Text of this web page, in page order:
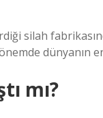
silah
dünyanın
mı?